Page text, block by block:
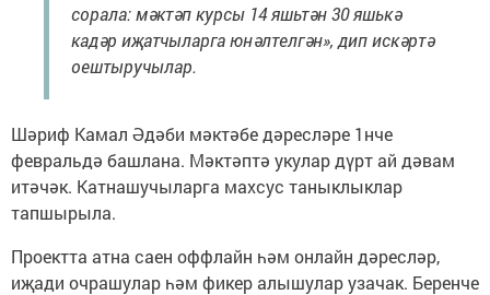
сорала: мәктәп курсы 14 яшьтән 30 яшькә
кадәр иҗатчыларга юнәлтелгән», дип искәртә
оештыручылар.
Шәриф Камал Әдәби мәктәбе дәресләре 1нче
февральдә башлана. Мәктәптә укулардүрт ай дәвам
итәчәк. Катнашучыларга махсус таныклыклар
тапшырыла.
Проектта атна саен оффлайн һәм онлайн дәресләр,
иҗади очрашулар һәм фикер алышулар узачак. Беренче